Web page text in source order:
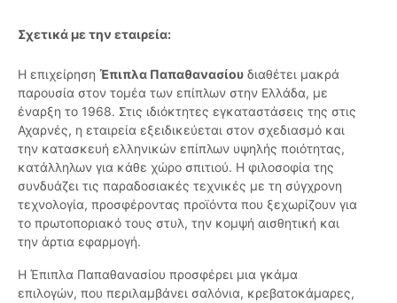
Σχετικά με την εταιρεία:
Η επιχείρηση Έπιπλα Παπαθανασίου διαθέτει μακρά
παρουσία στον τομέα των επίπλων στην Ελλάδα, με
έναρξη το 1968. Στις ιδιόκτητες εγκαταστάσεις της στις
Αχαρνές, η εταιρεία εξειδικεύεται στον σχεδιασμό και
την κατασκευή ελληνικών επίπλων υψηλής ποιότητας,
κατάλληλων για κάθε χώρο σπιτιού. Η φιλοσοφία της
συνδυάζει τις παραδοσιακές τεχνικές με τη σύγχρονη
τεχνολογία, προσφέροντας προϊόντα που ξεχωρίζουν για
το πρωτοποριακό τους στυλ, την κομψή αισθητική και
την άρτια εφαρμογή.
Η Έπιπλα Παπαθανασίου προσφέρει μια γκάμα
επιλογών, που περιλαμβάνει σαλόνια, κρεβατοκάμαρες,